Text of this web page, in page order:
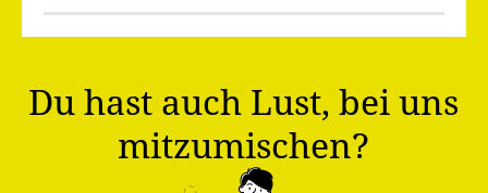
Du hast auch Lust, bei uns
mitzumischen?